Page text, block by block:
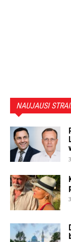
NAUJAUSI